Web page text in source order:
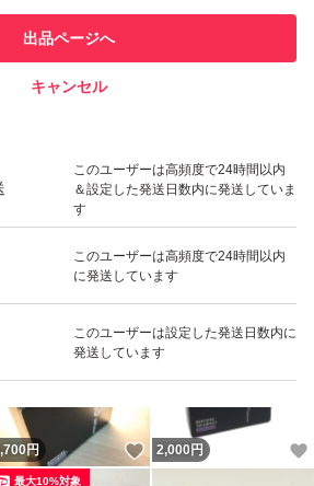
での取引実績があります
このユーザーは高頻度で24時間以内
＆設定した発送日数内に発送していま
す
このユーザーは高頻度で24時間以内
に発送しています
このユーザーは設定した発送日数内に
発送しています
出品ページへ
キャンセル
いいね！
3,300
ね！
円 いいね！
2,000 円
最大10%対象